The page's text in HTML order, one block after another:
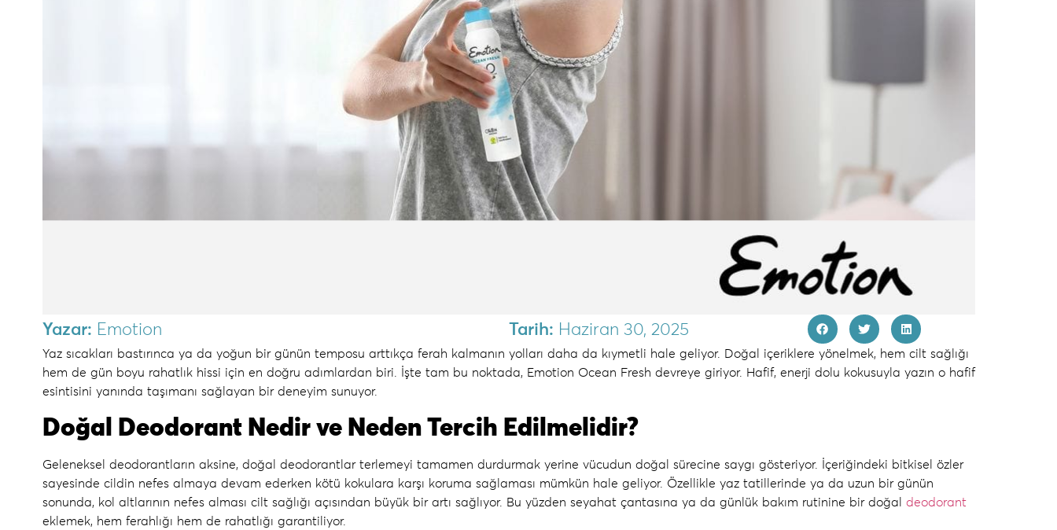
Yazar: Emotion Tarih: Haziran 30, 2025
Yaz sıcakları bastırınca ya da yoğun bir günün temposu arttıkça ferah kalmanın yolları daha da kıymetli hale geliyor. Doğal içeriklere yönelmek, hem cilt sağlığı
hem de gün boyu rahatlık hissi için en doğru adımlardan biri. İşte tam bu noktada, Emotion Ocean Fresh devreye giriyor. Hafif, enerji dolu kokusuyla yazın o hafif
esintisini yanında taşımanı sağlayan bir deneyim sunuyor.
Doğal Deodorant Nedir ve Neden Tercih Edilmelidir?
Geleneksel deodorantların aksine, doğal deodorantlar terlemeyi tamamen durdurmak yerine vücudun doğal sürecine saygı gösteriyor. İçeriğindeki bitkisel özler
sayesinde cildin nefes almaya devam ederken kötü kokulara karşı koruma sağlaması mümkün hale geliyor. Özellikle yaz tatillerinde ya da uzun bir günün
sonunda, kol altlarının nefes alması cilt sağlığı açısından büyük bir artı sağlıyor. Bu yüzden seyahat çantasına ya da günlük bakım rutinine bir doğal deodorant
eklemek, hem ferahlığı hem de rahatlığı garantiliyor.